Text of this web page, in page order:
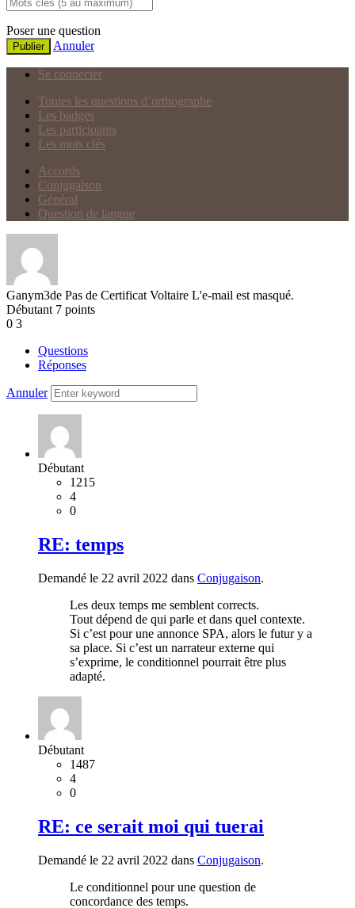
Poser une question
Publier Annuler
Se connecter
Toutes les questions d’orthographe
Les badges
Les participants
Les mots clés
Accords
Conjugaison
Général
Question de langue
Ganym3de Pas de Certificat Voltaire L'e-mail est masqué.
Débutant 7 points
0 3
Questions
Réponses
Annuler
Débutant
1215
4
0
RE: temps
Demandé le 22 avril 2022 dans Conjugaison.
Les deux temps me semblent corrects.
Tout dépend de qui parle et dans quel contexte.
Si c’est pour une annonce SPA, alors le futur y a
sa place. Si c’est un narrateur externe qui
s’exprime, le conditionnel pourrait être plus
adapté.
Débutant
1487
4
0
RE: ce serait moi qui tuerai
Demandé le 22 avril 2022 dans Conjugaison.
Le conditionnel pour une question de
concordance des temps.